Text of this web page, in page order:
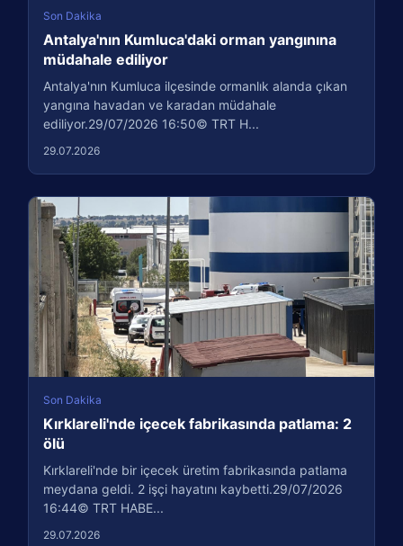
Son Dakika
Antalya'nın Kumluca'daki orman yangınına
müdahale ediliyor
Antalya'nın Kumluca ilçesinde ormanlık alanda çıkan
yangına havadan ve karadan müdahale
ediliyor.29/07/2026 16:50© TRT H...
29.07.2026
Son Dakika
Kırklareli'nde içecek fabrikasında patlama: 2
ölü
Kırklareli'nde bir içecek üretim fabrikasında patlama
meydana geldi. 2 işçi hayatını kaybetti.29/07/2026
16:44© TRT HABE...
29.07.2026